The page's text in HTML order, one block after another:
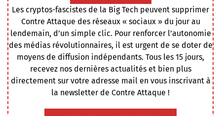
Les cryptos-fascistes de la Big Tech peuvent supprimer
Contre Attaque des réseaux « sociaux » du jour au
lendemain, d’un simple clic. Pour renforcer l’autonomie
des médias révolutionnaires, il est urgent de se doter de
moyens de diffusion indépendants. Tous les 15 jours,
recevez nos dernières actualités et bien plus
directement sur votre adresse mail en vous inscrivant à
la newsletter de Contre Attaque !